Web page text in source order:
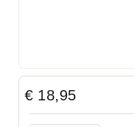
€ 18,95